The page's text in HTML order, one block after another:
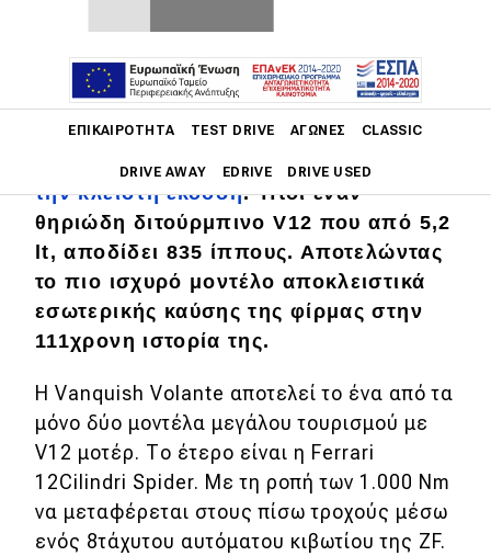
ΕΠΙΚΑΙΡΌΤΗΤΑ TEST DRIVE ΑΓΏΝΕΣ CLASSIC
DRIVE AWAY EDRIVE DRIVE USED
Main navigation
Επικαιρότητα
Νέα μοντέλα
Πρωτότυπα
Ελλάδα
Κόσμος
Τεχνολογία
Ασφάλεια
Αγορά
Η Aston Martin παρουσίασε την
ξεσκέπαστη Vanquish Volante,
φορώντας τα ίδια μηχανικά μέρη με
την κλειστή έκδοση. Ήτοι έναν
θηριώδη διτούρμπινο V12 που από 5,2
lt, αποδίδει 835 ίππους. Αποτελώντας
το πιο ισχυρό μοντέλο αποκλειστικά
εσωτερικής καύσης της φίρμας στην
111χρονη ιστορία της.
Η Vanquish Volante αποτελεί το ένα από τα
μόνο δύο μοντέλα μεγάλου τουρισμού με
V12 μοτέρ. Το έτερο είναι η Ferrari
12Cilindri Spider. Με τη ροπή των 1.000 Nm
να μεταφέρεται στους πίσω τροχούς μέσω
ενός 8τάχυτου αυτόματου κιβωτίου της ZF.